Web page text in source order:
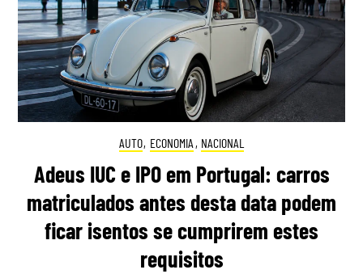
AUTO, ECONOMIA , NACIONAL
Adeus IUC e IPO em Portugal: carros
matriculados antes desta data podem
ficar isentos se cumprirem estes
requisitos